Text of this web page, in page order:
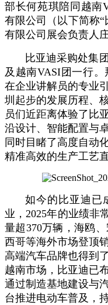
部长何苑琪陪同越南
有限公司（以下简称
有限公司展会负责人
比亚迪采购处集团
及越南VASI团一行
在企业讲解员的专业
圳起步的发展历程、
员们近距离体验了比
沿设计、智能配置与
同时目睹了高度自动
精准高效的生产工艺
如今的比亚迪已
业，2025年的业绩非
量超370万辆，海鸥
西哥等海外市场登顶
高端汽车品牌也得到
越南市场，比亚迪已
通过制造基地建设与
台推进电动车普及，